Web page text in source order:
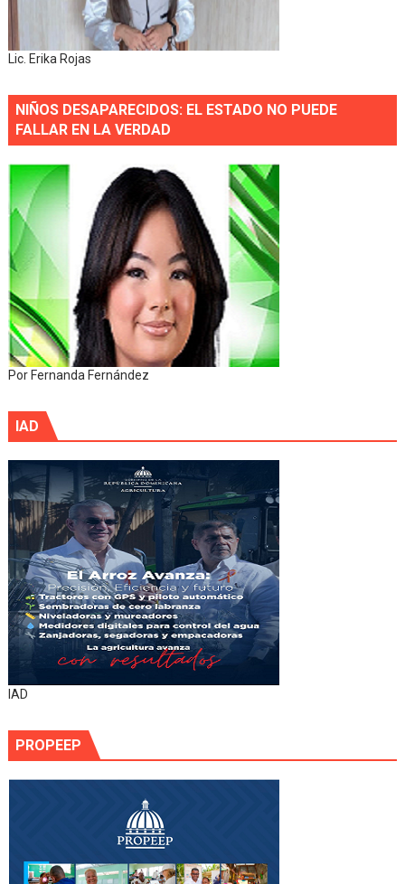
Lic. Erika Rojas
NIÑOS DESAPARECIDOS: EL ESTADO NO PUEDE
FALLAR EN LA VERDAD
Por Fernanda Fernández
IAD
IAD
PROPEEP